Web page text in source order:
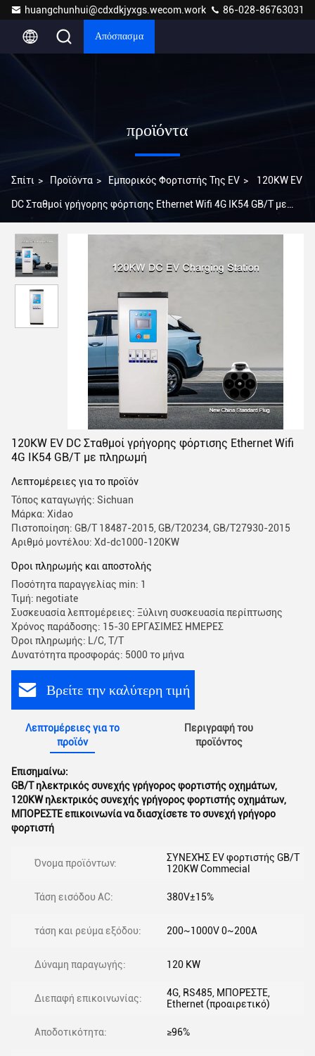
huangchunhui@cdxdkjyxgs.wecom.work 86-028-86763031
Απόσπασμα
προϊόντα
Σπίτι > Προϊόντα > Εμπορικός Φορτιστής Της EV > 120KW EV
DC Σταθμοί γρήγορης φόρτισης Ethernet Wifi 4G IK54 GB/T με
120KW EV DC Σταθμοί γρήγορης φόρτισης Ethernet Wifi
4G IK54 GB/T με πληρωμή
Λεπτομέρειες για το προϊόν
Τόπος καταγωγής: Sichuan
Μάρκα: Xidao
Πιστοποίηση: GB/T 18487-2015, GB/T20234, GB/T27930-2015
Αριθμό μοντέλου: Xd-dc1000-120KW
Όροι πληρωμής και αποστολής
Ποσότητα παραγγελίας min: 1
Τιμή: negotiate
Συσκευασία λεπτομέρειες: Ξύλινη συσκευασία περίπτωσης
Χρόνος παράδοσης: 15-30 ΕΡΓΑΣΙΜΕΣ ΗΜΕΡΕΣ
Όροι πληρωμής: L/C, T/T
Δυνατότητα προσφοράς: 5000 το μήνα
Βρείτε την καλύτερη τιμή
Λεπτομέρειες για το
προϊόν
Περιγραφή του
προϊόντος
Επισημαίνω:
GB/T ηλεκτρικός συνεχής γρήγορος φορτιστής οχημάτων,
120KW ηλεκτρικός συνεχής γρήγορος φορτιστής οχημάτων,
ΜΠΟΡΕΣΤΕ επικοινωνία να διασχίσετε το συνεχή γρήγορο
φορτιστή
Όνομα προϊόντων:
ΣΥΝΕΧΉΣ EV φορτιστής GB/T
120KW Commecial
Τάση εισόδου AC: 380V±15%
τάση και ρεύμα εξόδου: 200~1000V 0~200A
Δύναμη παραγωγής: 120 KW
Διεπαφή επικοινωνίας:
4G, RS485, ΜΠΟΡΈΣΤΕ,
Ethernet (προαιρετικό)
Αποδοτικότητα: ≥96%